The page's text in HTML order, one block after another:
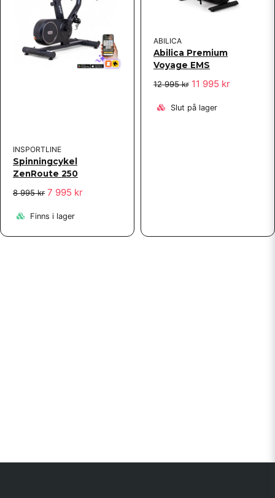
INSPORTLINE
Spinningcykel
ZenRoute 250
8 995 kr 7 995 kr
Finns i lager
ABILICA
Abilica Premium
Voyage EMS
12 995 kr 11 995 kr
Slut på lager